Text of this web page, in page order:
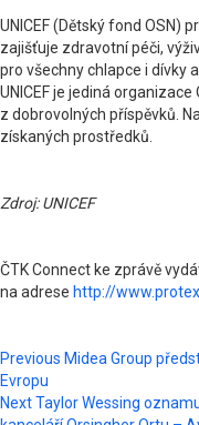
UNICEF (Dětský fond OSN)
zajišťuje zdravotní péči,
pro všechny chlapce i dívky
UNICEF je jediná
z dobrovolných příspěvků.
získaných prostředků.
Zdroj: UNICEF
ČTK Connect ke zprávě
na adrese http://
Post
navigation
Previous Midea Group
Evropu
NextTaylor Wessing